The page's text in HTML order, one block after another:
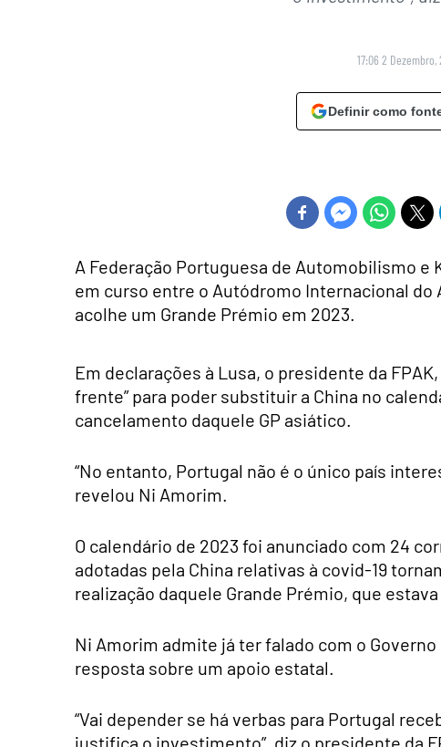
17:06 2 Dezembro,
Definir como
A Federação Portuguesa de Automobilismo e
em curso entre o Autódromo Internacional do
acolhe um Grande Prémio em 2023.
Em declarações à Lusa, o presidente da
frente” para poder substituir a China no
cancelamento daquele GP asiático.
“No entanto, Portugal não é o único país
revelou Ni Amorim.
O calendário de 2023 foi anunciado com 24
adotadas pela China relativas à covid-19
realização daquele Grande Prémio, que
Ni Amorim admite já ter falado com o
resposta sobre um apoio estatal.
“Vai depender se há verbas para Portugal
justifica o investimento”, diz o presidente da